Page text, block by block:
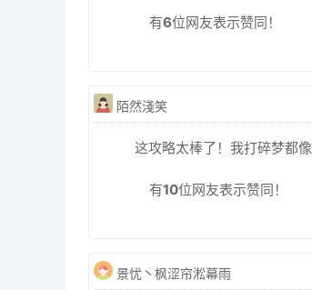
有6位网友表示赞同！
陌然淺笑
这攻略太棒了！我打碎梦都
有10位网友表示赞同！
景忧丶枫涩帘淞幕雨